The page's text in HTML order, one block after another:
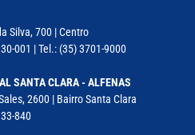
Silva, 700 | Centro
001 | Tel.: (35) 3701-9000
SANTA CLARA - ALFENAS
2600 | Bairro Santa Clara
840